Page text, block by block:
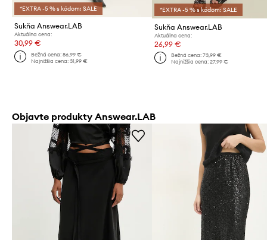
*EXTRA -5 % s kódom: SALE
Sukňa Answear.LAB
Aktuálna cena:
30,99 €
Bežná cena:86,99 €
Najnižšia cena:31,99 €
*EXTRA -5 % s kódom: SALE
Sukňa Answear.LAB
Aktuálna cena:
26,99 €
Bežná cena: 73,99 €
Najnižšia cena: 27,99 €
Objavte produkty Answear.LAB